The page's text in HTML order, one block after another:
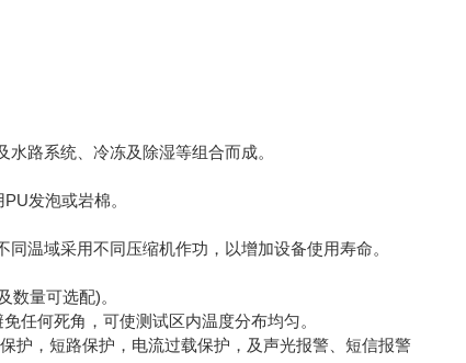
路系统、冷冻及除湿等组合而成。
发泡或岩棉。
温域采用不同压缩机作功，以增加设备使用寿命。
量可选配)。
任何死角，可使测试区内温度分布均匀。
护，短路保护，电流过载保护，及声光报警、短信报警